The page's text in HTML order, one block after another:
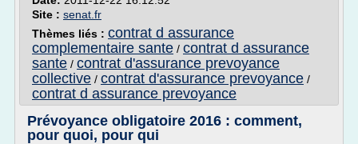
Site : senat.fr
Thèmes liés : contrat d assurance
complementaire sante / contrat d assurance
sante / contrat d'assurance prevoyance
collective / contrat d'assurance prevoyance /
contrat d assurance prevoyance
Prévoyance obligatoire 2016 : comment,
pour quoi, pour qui